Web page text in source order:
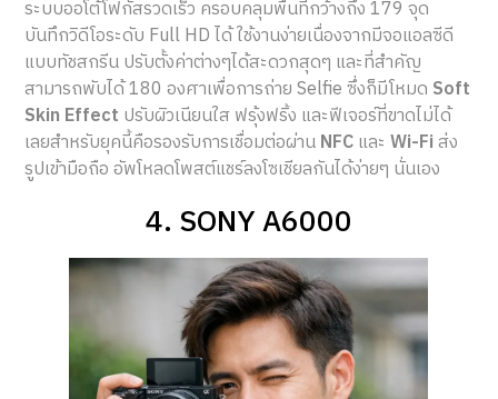
ระบบออโต้โฟกัสรวดเร็ว ครอบคลุมพื้นที่กว้างถึง 179 จุด
บันทึกวิดีโอระดับ Full HD ได้ ใช้งานง่ายเนื่องจากมีจอแอลซีดี
แบบทัชสกรีน ปรับตั้งค่าต่างๆได้สะดวกสุดๆ และที่สำคัญ
สามารถพับได้ 180 องศาเพื่อการถ่าย Selfie ซึ่งก็มีโหมด Soft
Skin Effect ปรับผิวเนียนใส ฟรุ้งฟริ้ง และฟีเจอร์ที่ขาดไม่ได้
เลยสำหรับยุคนี้คือรองรับการเชื่อมต่อผ่านNFCและ Wi-Fiส่ง
รูปเข้ามือถือ อัพโหลดโพสต์แชร์ลงโซเชียลกันได้ง่ายๆ นั่นเอง
4. SONY A6000